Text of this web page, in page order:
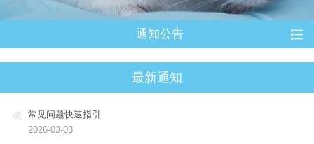
通知公告
最新通知
常见问题快速指引
2026-03-03